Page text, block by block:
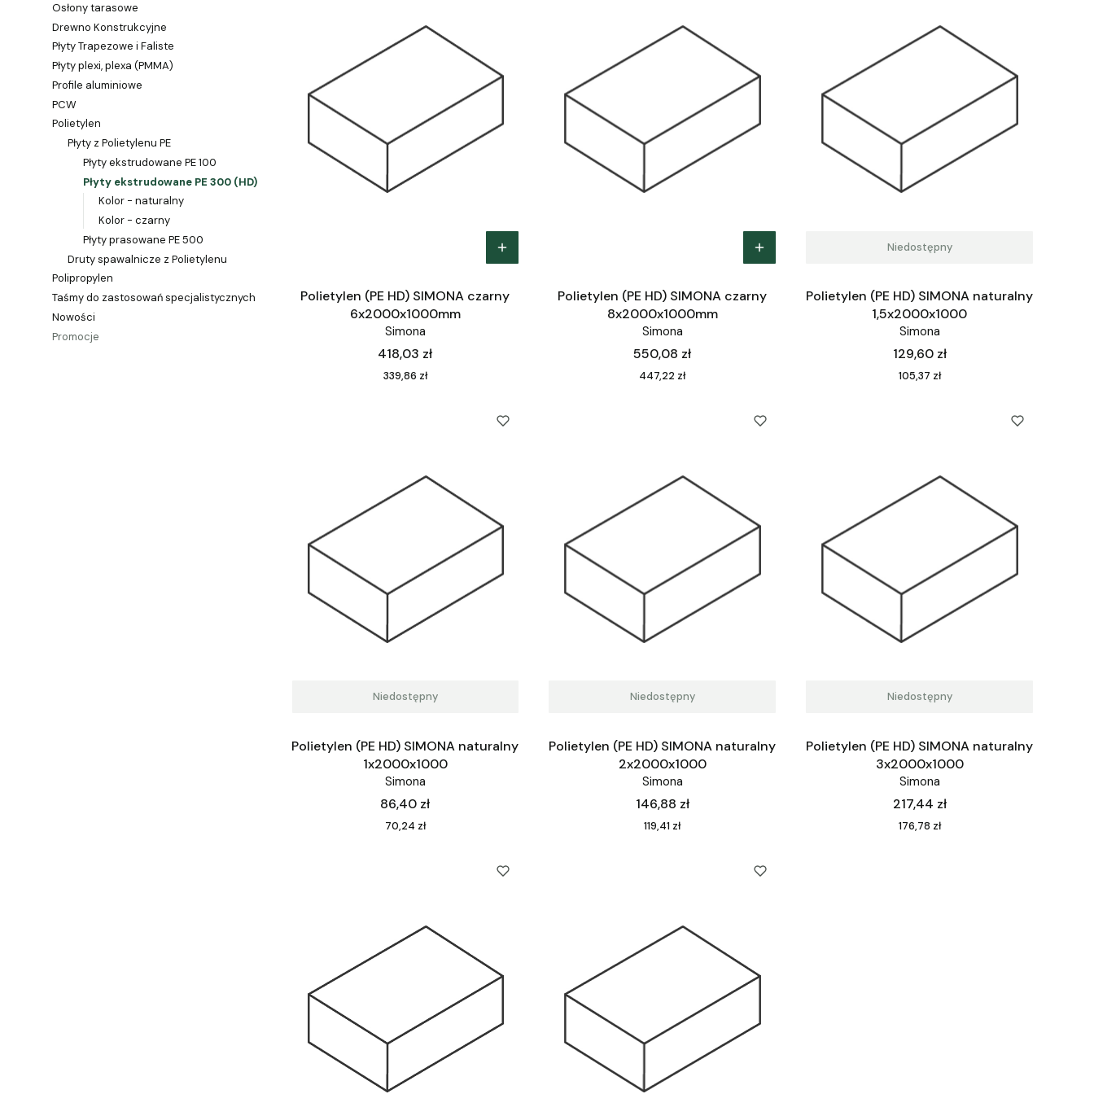
Osłony tarasowe
Drewno Konstrukcyjne
Płyty Trapezowe i Faliste
Płyty plexi, plexa (PMMA)
Profile aluminiowe
PCW
Polietylen
Płyty z Polietylenu PE
Płyty ekstrudowane PE 100
Płyty ekstrudowane PE 300 (HD)
Kolor - naturalny
Kolor - czarny
Płyty prasowane PE 500
Druty spawalnicze z Polietylenu
Polipropylen
Taśmy do zastosowań specjalistycznych
Nowości
Promocje
Polietylen (PE HD) SIMONA czarny
6x2000x1000mm
Simona
Cena
418,03 zł
Cena
339,86 zł
Polietylen (PE HD) SIMONA czarny
8x2000x1000mm
Simona
Cena
550,08 zł
Cena
447,22 zł
Niedostępny
Polietylen (PE HD) SIMONA naturalny
1,5x2000x1000
Simona
Cena
129,60 zł
Cena
105,37 zł
Niedostępny
Polietylen (PE HD) SIMONA naturalny
1x2000x1000
Simona
Cena
86,40 zł
Cena
70,24 zł
Niedostępny
Polietylen (PE HD) SIMONA naturalny
2x2000x1000
Simona
Cena
146,88 zł
Cena
119,41 zł
Niedostępny
Polietylen (PE HD) SIMONA naturalny
3x2000x1000
Simona
Cena
217,44 zł
Cena
176,78 zł